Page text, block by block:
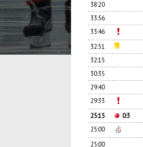
38:20
33:56
33:46
32:51
32:15
30:35
29:40
29:33
25:15
0:3
25:00
25:00